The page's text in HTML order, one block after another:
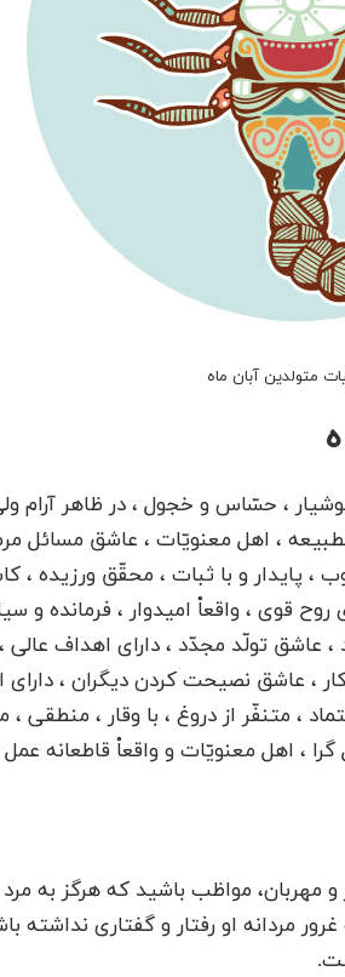
متولدین آبان ماه
، حسّاس و خجول ، در ظاهر آرام
، اهل معنویّات ، عاشق مسائل
پایدار و با ثبات ، محقّق ورزیده ،
قوی ، واقعاْ امیدوار ، فرمانده و
عاشق تولّد مجدّد ، دارای اهداف عالی ،
، عاشق نصیحت کردن دیگران ، دارای
، متنفّر از دروغ ، با وقار ، منطقی ،
، اهل معنویّات و واقعاْ قاطعانه
مهربان، مواظب باشید که هرگز به
مردانه او رفتار و گفتاری نداشته